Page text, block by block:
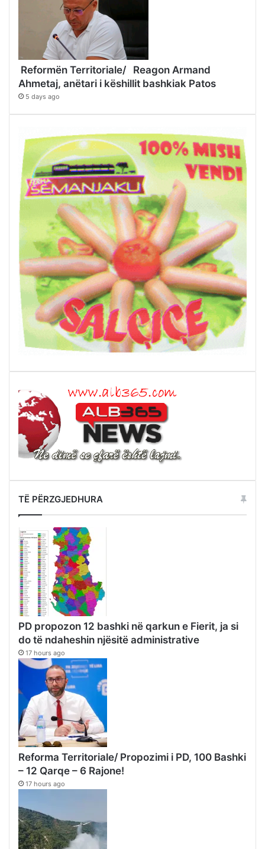
Reformën Territoriale/ Reagon Armand
Ahmetaj, anëtari i këshillit bashkiak Patos
5 days ago
TË PËRZGJEDHURA
PD propozon 12 bashki në qarkun e Fierit, ja si
do të ndaheshin njësitë administrative
17 hours ago
Reforma Territoriale/ Propozimi i PD, 100 Bashki
– 12 Qarqe – 6 Rajone!
17 hours ago